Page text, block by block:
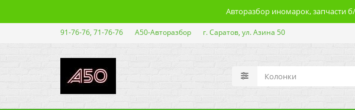
Авторазбор иномарок, запчасти
91-76-76, 71-76-76 А50-Авторазбор г. Саратов, ул. Азина 50